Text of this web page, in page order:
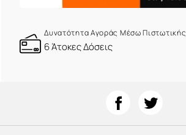
Δυνατότητα Αγοράς Μέσω Πιστωτικής
6 Άτοκες Δόσεις